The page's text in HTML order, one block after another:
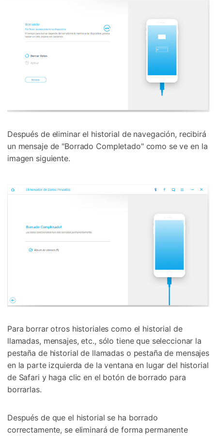
Después de eliminar el historial de navegación, recibirá
un mensaje de "Borrado Completado" como se ve en la
imagen siguiente.
Para borrar otros historiales como el historial de
llamadas, mensajes, etc., sólo tiene que seleccionar la
pestaña de historial de llamadas o pestaña de mensajes
en la parte izquierda de la ventana en lugar del historial
de Safari y haga clic en el botón de borrado para
borrarlas.
Después de que el historial se ha borrado
correctamente, se eliminará de forma permanente